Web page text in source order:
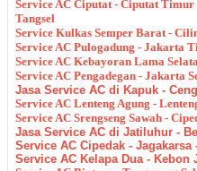
Service AC Ciputat - Ciputat Timur
Tangsel
Service Kulkas Semper Barat -
Service AC Pulogadung - Jakarta
Service AC Kebayoran Lama
Service AC Pengadegan - Jakarta
Jasa Service AC di Kapuk -
Service AC Lenteng Agung -
Service AC Srengseng Sawah -
Jasa Service AC di Jatiluhur -
Service AC Cipedak - Jagakarsa
Service AC Kelapa Dua - Kebon